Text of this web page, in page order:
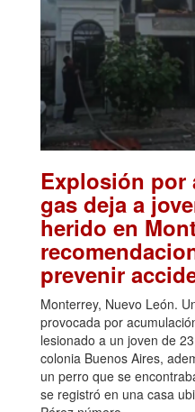
Explosión por
gas deja a
herido en
prevenir
Monterrey, Nuevo León.
provocada por
lesionado a un joven de
colonia Buenos Aires,
un perro que se
se registró en una casa